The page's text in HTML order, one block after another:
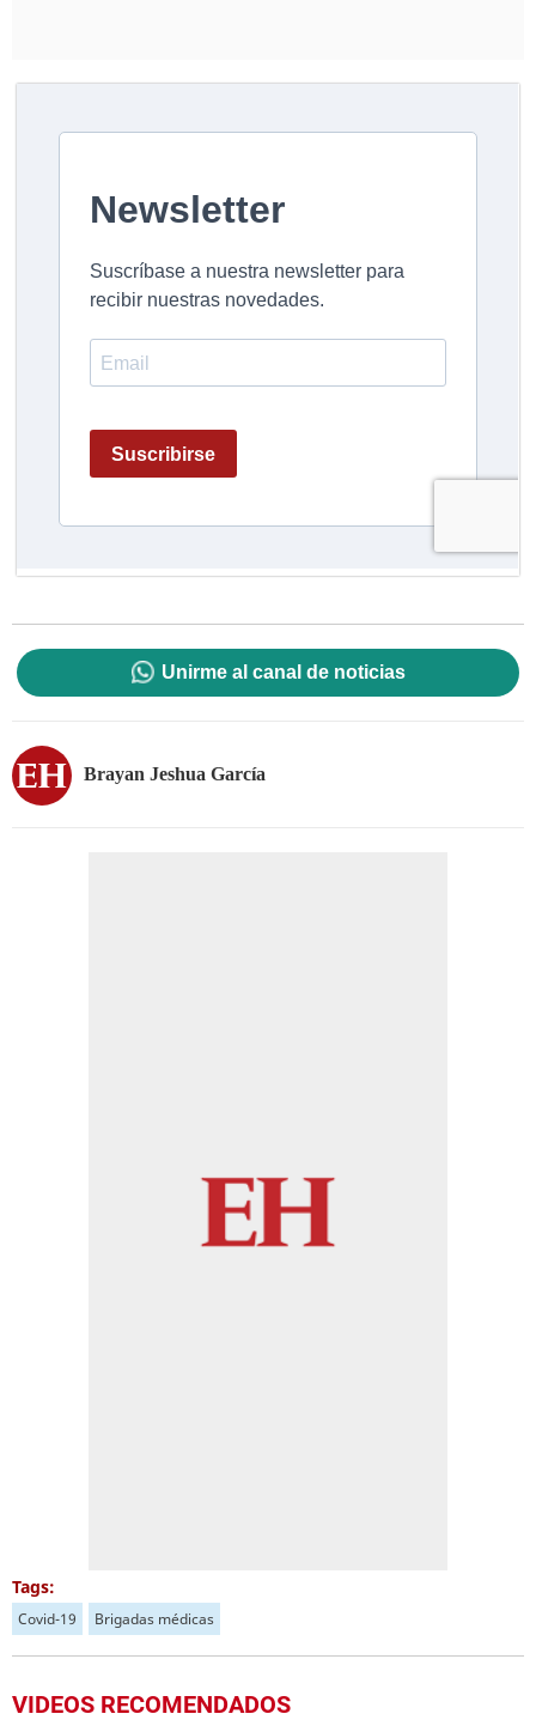
Unirme al canal de noticias
Brayan Jeshua García
Tags:
Covid-19 Brigadas médicas
VIDEOS RECOMENDADOS